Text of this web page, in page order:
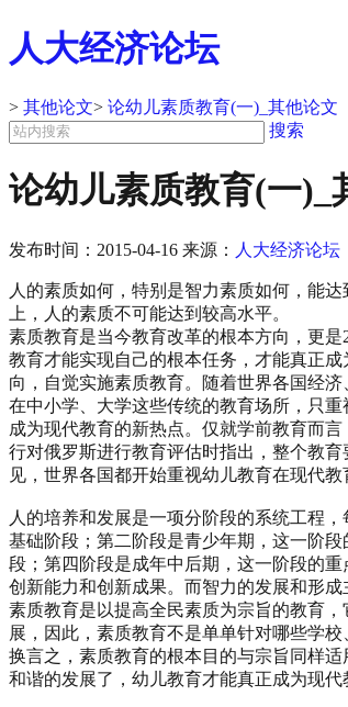
人大经济论坛
> 其他论文> 论幼儿素质教育(一)_其他论文
搜索
论幼儿素质教育(一)_
发布时间： 2015-04-16 来源： 人大经济论坛
人的素质如何，特别是智力素质如何，能
上，人的素质不可能达到较高水平。
素质教育是当今教育改革的根本方向，更
教育才能实现自己的根本任务，才能真正
向，自觉实施素质教育。随着世界各国经
在中小学、大学这些传统的教育场所，只
成为现代教育的新热点。仅就学前教育而
行对俄罗斯进行教育评估时指出，整个教
见，世界各国都开始重视幼儿教育在现代教
人的培养和发展是一项分阶段的系统工程
基础阶段；第二阶段是青少年期，这一阶
段；第四阶段是成年中后期，这一阶段的
创新能力和创新成果。而智力的发展和形
素质教育是以提高全民素质为宗旨的教育
展，因此，素质教育不是单单针对哪些学
换言之，素质教育的根本目的与宗旨同样
和谐的发展了，幼儿教育才能真正成为现